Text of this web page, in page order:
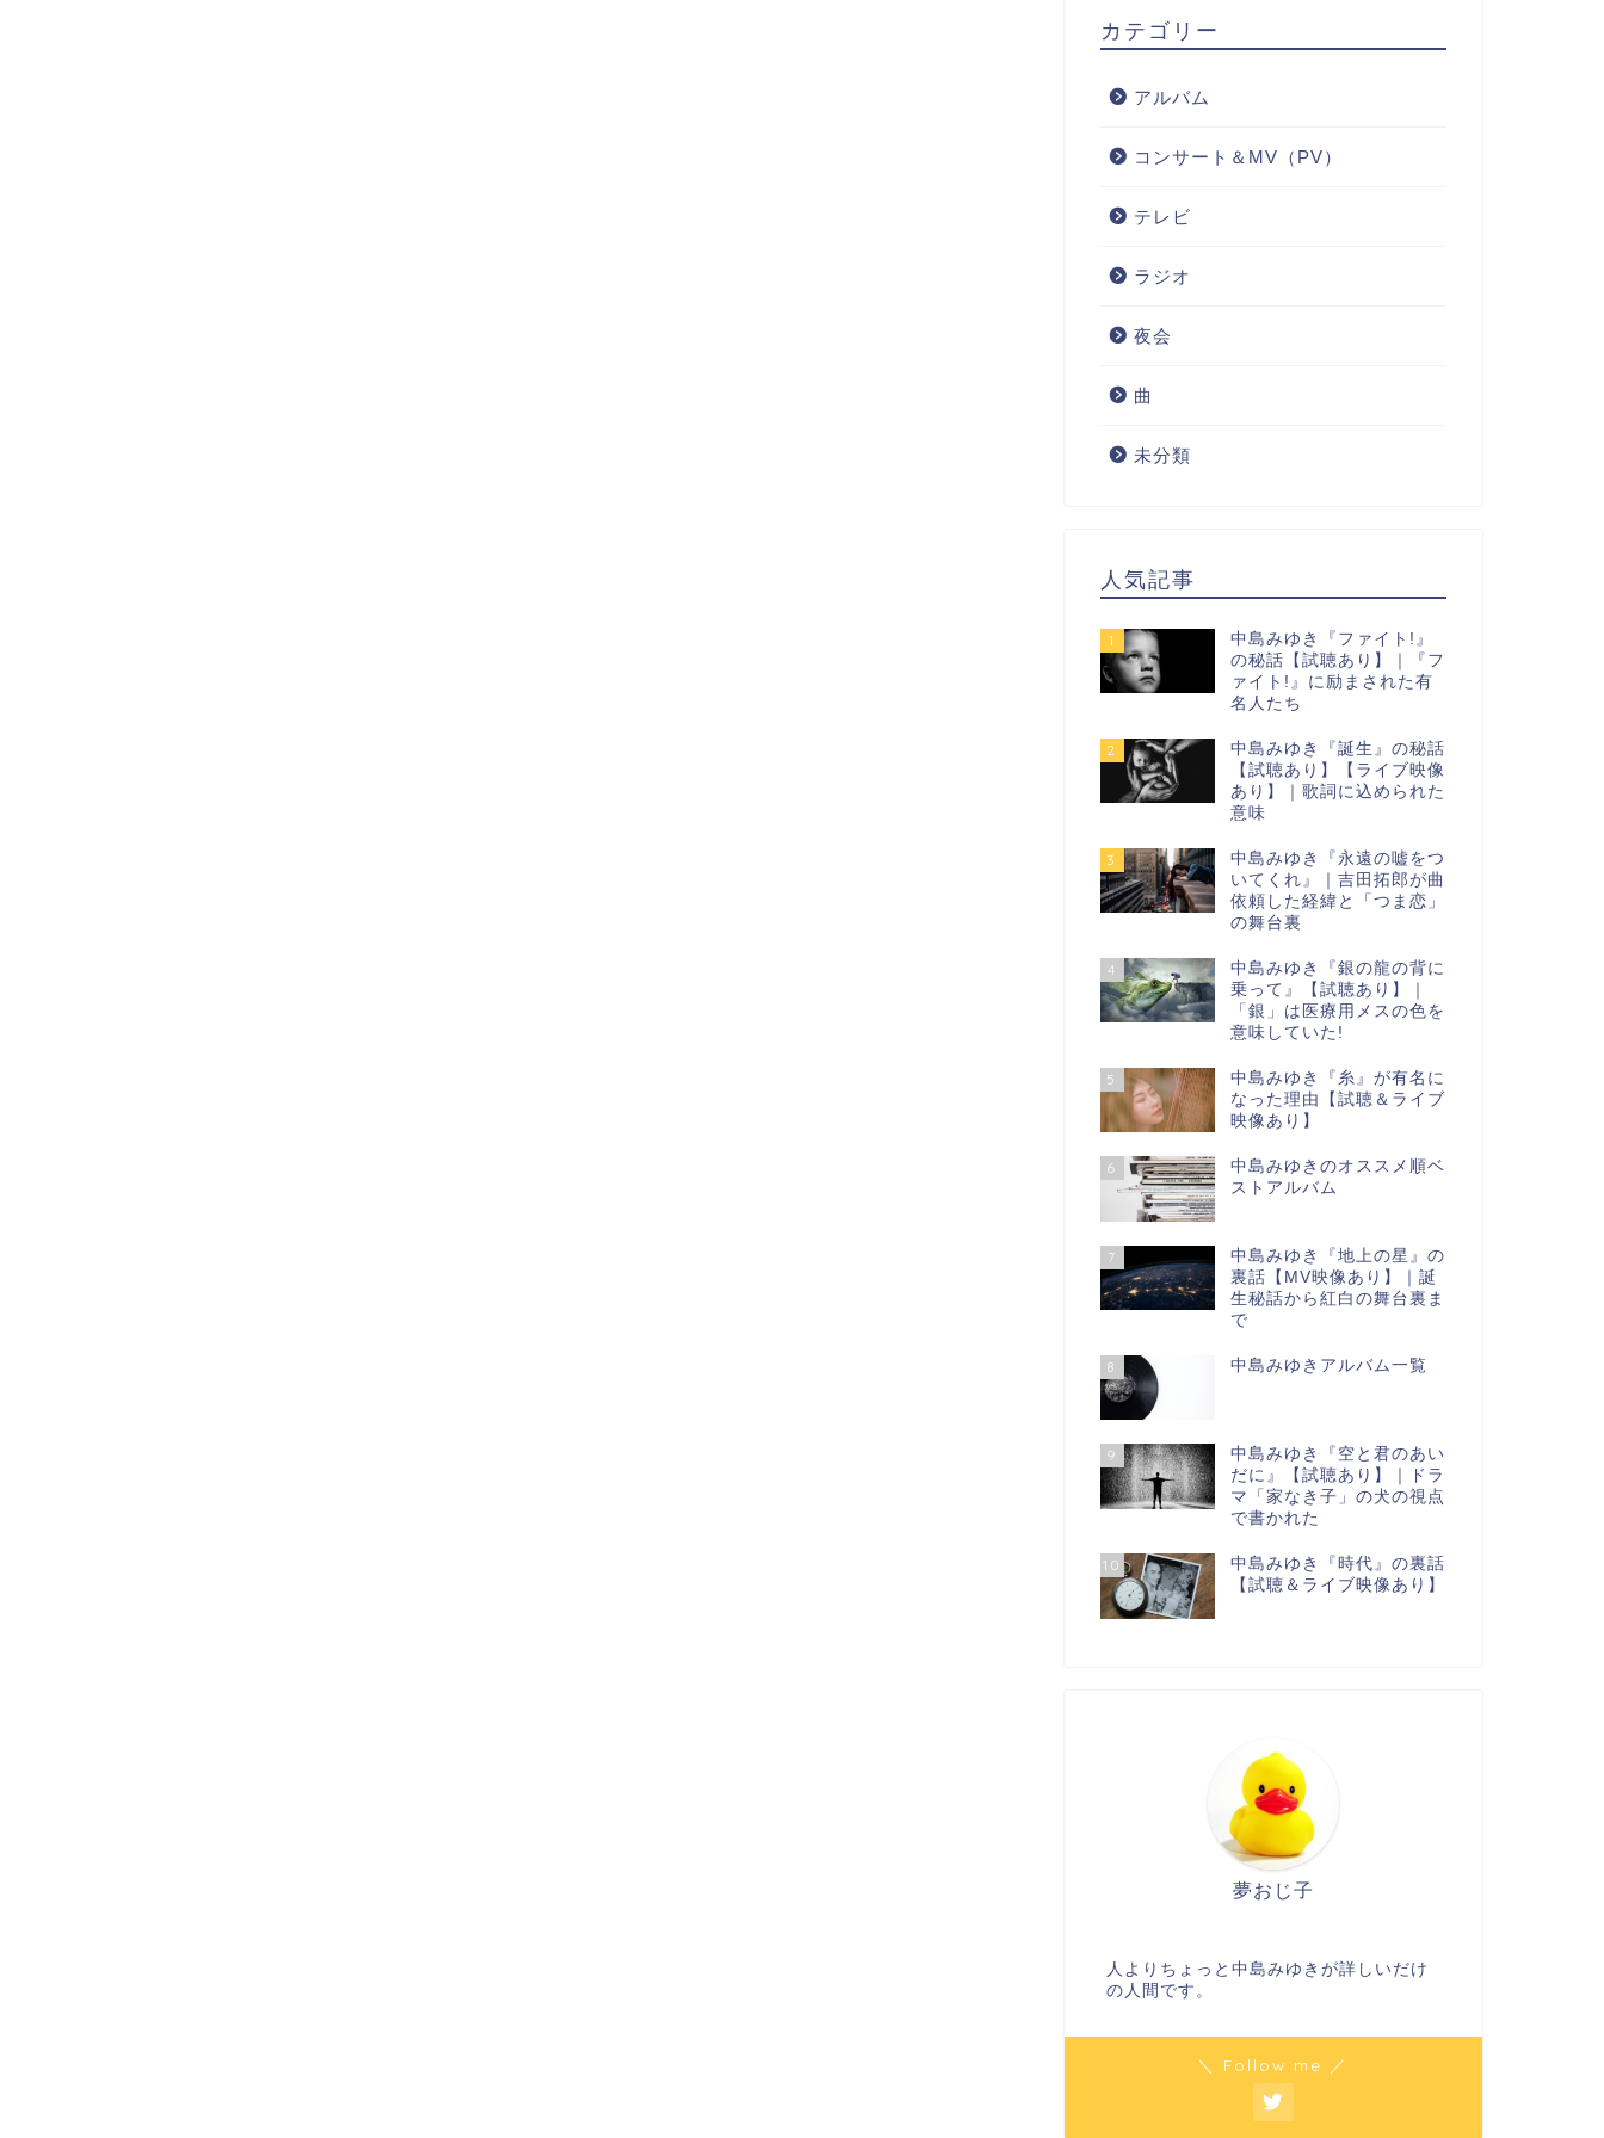
カテゴリー
アルバム
コンサート＆MV（PV）
テレビ
ラジオ
夜会
曲
未分類
人気記事
1
中島みゆき『ファイト!』
の秘話【試聴あり】｜『フ
ァイト!』に励まされた有
名人たち
2
中島みゆき『誕生』の秘話
【試聴あり】【ライブ映像
あり】｜歌詞に込められた
意味
3
中島みゆき『永遠の嘘をつ
いてくれ』｜吉田拓郎が曲
依頼した経緯と「つま恋」
の舞台裏
4
中島みゆき『銀の龍の背に
乗って』【試聴あり】｜
「銀」は医療用メスの色を
意味していた!
5
中島みゆき『糸』が有名に
なった理由【試聴＆ライブ
映像あり】
6
中島みゆきのオススメ順ベ
ストアルバム
7
中島みゆき『地上の星』の
裏話【МV映像あり】｜誕
生秘話から紅白の舞台裏ま
で
8 中島みゆきアルバム一覧
9
中島みゆき『空と君のあい
だに』【試聴あり】｜ドラ
マ「家なき子」の犬の視点
で書かれた
10
中島みゆき『時代』の裏話
【試聴＆ライブ映像あり】
夢おじ子
人よりちょっと中島みゆきが詳しいだけ
の人間です。
＼ Follow me ／